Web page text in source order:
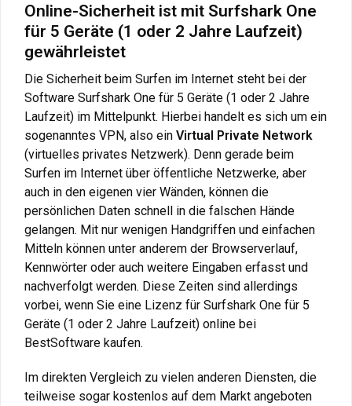
Online-Sicherheit ist mit Surfshark One
für 5 Geräte (1 oder 2 Jahre Laufzeit)
gewährleistet
Die Sicherheit beim Surfen im Internet steht bei der
Software Surfshark One für 5 Geräte (1 oder 2 Jahre
Laufzeit) im Mittelpunkt. Hierbei handelt es sich um ein
sogenanntes VPN, also ein Virtual Private Network
(virtuelles privates Netzwerk). Denn gerade beim
Surfen im Internet über öffentliche Netzwerke, aber
auch in den eigenen vier Wänden, können die
persönlichen Daten schnell in die falschen Hände
gelangen. Mit nur wenigen Handgriffen und einfachen
Mitteln können unter anderem der Browserverlauf,
Kennwörter oder auch weitere Eingaben erfasst und
nachverfolgt werden. Diese Zeiten sind allerdings
vorbei, wenn Sie eine Lizenz für Surfshark One für 5
Geräte (1 oder 2 Jahre Laufzeit) online bei
BestSoftware kaufen.
Im direkten Vergleich zu vielen anderen Diensten, die
teilweise sogar kostenlos auf dem Markt angeboten